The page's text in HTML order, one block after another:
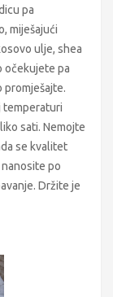
pa
miješajući
ulje, shea
očekujete pa
promješajte.
temperaturi
sati. Nemojte
se kvalitet
po
Držite je